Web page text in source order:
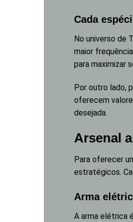
Cada
No universo de
maior
para maximizar
Por outro lado,
oferecem
desejada.
Arsenal
Para oferecer
estratégicos.
Arma
A arma elétrica